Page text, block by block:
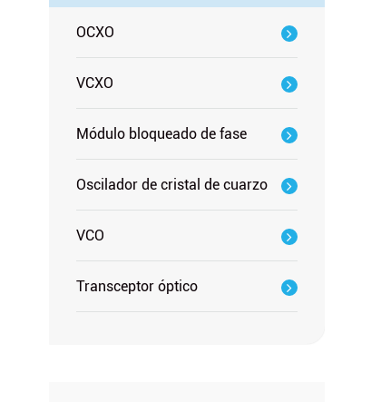
OCXO
VCXO
Módulo bloqueado de fase
Oscilador de cristal de cuarzo
VCO
Transceptor óptico